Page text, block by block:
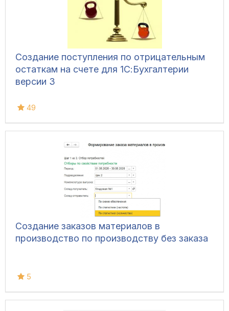
Создание поступления по отрицательным
остаткам на счете для 1С:Бухгалтерии
версии 3
49
Создание заказов материалов в
производство по производству без заказа
5